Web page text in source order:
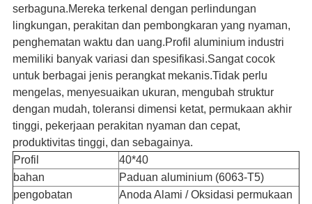
serbaguna.Mereka terkenal dengan perlindungan
lingkungan, perakitan dan pembongkaran yang nyaman,
penghematan waktu dan uang.Profil aluminium industri
memiliki banyak variasi dan spesifikasi.Sangat cocok
untuk berbagai jenis perangkat mekanis.Tidak perlu
mengelas, menyesuaikan ukuran, mengubah struktur
dengan mudah, toleransi dimensi ketat, permukaan akhir
tinggi, pekerjaan perakitan nyaman dan cepat,
produktivitas tinggi, dan sebagainya.
Profil
40*40
bahan
Paduan aluminium (6063-T5)
pengobatan
Anoda Alami / Oksidasi permukaan